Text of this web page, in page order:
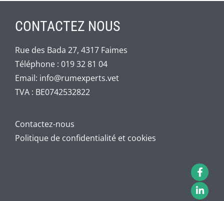
CONTACTEZ NOUS
Rue des Bada 27, 4317 Faimes
Téléphone : 019 32 81 04
Email: info@rumexperts.vet
TVA : BE0742532822
Contactez-nous
Politique de confidentialité et cookies